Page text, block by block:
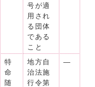
号が適
用され
る団体
である
こと
特
命
随
地方自
治法施
行令第
―